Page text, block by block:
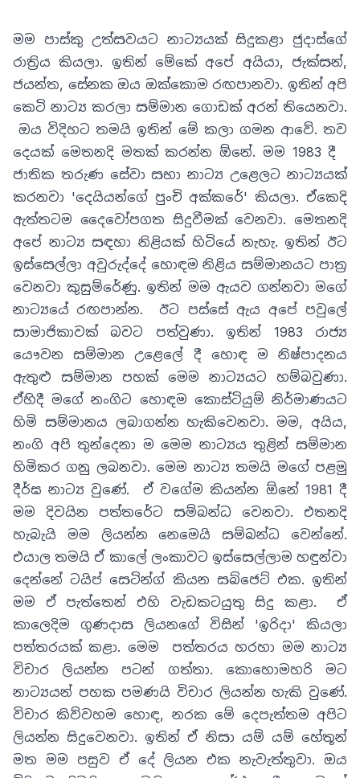
මම පාස්කු උත්සවයට නාට්‍යයක් සිදුකළා ජුදාස්ගේ
රාත්‍රිය කියලා. ඉතින් මේකේ අපේ අයියා, ජැක්සන්,
ජයන්ත, සේනක ඔය ඔක්කොම රඟපානවා. ඉතින් අපි
කෙටි නාට්‍ය කරලා සම්මාන ගොඩක් අරන් තියෙනවා.
ඔය විදිහට තමයි ඉතින් මේ කලා ගමන ආවේ. තව
දෙයක් මෙතනදි මතක් කරන්න ඕනේ. මම 1983 දී
ජාතික තරුණ සේවා සභා නාට්‍ය උළෙලට නාට්‍යයක්
කරනවා 'දෙයියන්ගේ පුංචි අක්කරේ' කියලා.ඒකෙදි
ඇත්තටම දෛවෝපගත සිදුවීමක් වෙනවා. මෙතනදි
අපේ නාට්‍ය සඳහා නිළියක් හිටියේ නැහැ.ඉතින් ඊට
ඉස්සෙල්ලා අවුරුද්දේ හොඳම නිළිය සම්මානයට පාත්‍ර
වෙනවා කුසුම්රේණු.ඉතින් මම ඇයව ගන්නවා මගේ
නාට්‍යයේ රඟපාන්න. ඊට පස්සේ ඇය අපේ පවුලේ
සාමාජිකාවක් බවට පත්වුණා.ඉතින් 1983රාජ්‍ය
යෞවන සම්මාන උළෙලේ දී
හොඳ ම නිෂ්පාදනය
ඇතුළු සම්මාන පහක් මෙම නාට්‍යයට හම්බවුණා.
ඒහිදී මගේ නංගිට හොඳම කොස්ටියුම් නිර්මාණයට
හිමි සම්මානය ලබාගන්න හැකිවෙනවා.මම, අයිය,
නංගි අපි තුන්දෙනා ම මෙම නාට්‍යය තුළින් සම්මාන
හිමිකර ගනු ලබනවා.මෙම නාට්‍ය තමයි මගේ පළමු
දීර්ඝ නාට්‍ය වුණේ. ඒ වගේම කියන්න ඕනේ 1981දී
මම දිවයින පත්තරේට සම්බන්ධ වෙනවා. එතනදි
හැබැයි මම ලියන්න නෙමෙයි සම්බන්ධ වෙන්නේ.
එයාල තමයි ඒ කාලේ ලංකාවට ඉස්සෙල්ලාම හඳුන්වා
දෙන්නේ ටයිප් සෙටින්ග් කියන සබ්ජෙට් එක.ඉතින්
මම ඒ පැත්තෙන් එහි වැඩකටයුතු සිදු කළා. ඒ
කාලෙදිම ගුණදාස ලියනගේ විසින් 'ඉරිදා' කියලා
පත්තරයක් කළා. මෙම පත්තරය හරහා මම නාට්‍ය
විචාර ලියන්න පටන් ගත්තා. කොහොමහරි මට
නාට්‍යයන් පහක පමණයි විචාර ලියන්න හැකි වුණේ.
විචාර කිව්වහම හොඳ, නරක මේ දෙපැත්තම අපිට
ලියන්න සිදුවෙනවා.ඉතින් ඒ නිසා යම් යම් හේතූන්
මත මම පසුව ඒ දේ ලියන එක නැවැත්තුවා. ඔය